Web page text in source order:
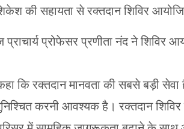
की सहायता से रक्तदान शिविर
प्राचार्य प्रोफेसर प्रणीता नंद ने
कि रक्तदान मानवता की सबसे बड़ी
सुनिश्चित करनी आवश्यक है। रक्तदान